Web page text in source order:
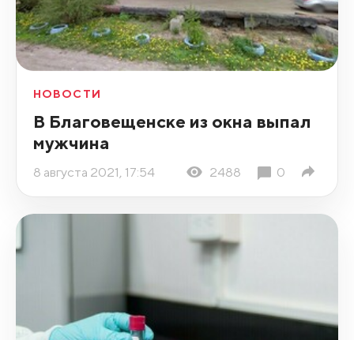
НОВОСТИ
В Благовещенске из окна выпал
мужчина
8 августа 2021, 17:54 2488 0